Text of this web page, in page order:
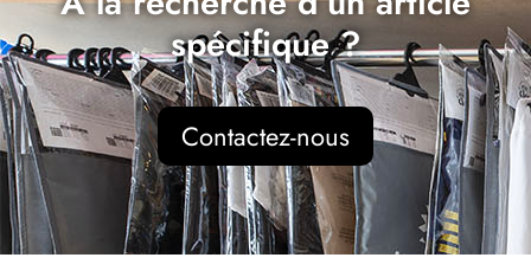
spécifique ?
Contactez-nous